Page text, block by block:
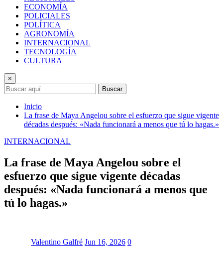
ECONOMÍA
POLICIALES
POLÍTICA
AGRONOMÍA
INTERNACIONAL
TECNOLOGÍA
CULTURA
×
Buscar
Inicio
La frase de Maya Angelou sobre el esfuerzo que sigue vigente
décadas después: «Nada funcionará a menos que tú lo hagas.»
INTERNACIONAL
La frase de Maya Angelou sobre el
esfuerzo que sigue vigente décadas
después: «Nada funcionará a menos que
tú lo hagas.»
Valentino Galfré Jun 16, 2026 0